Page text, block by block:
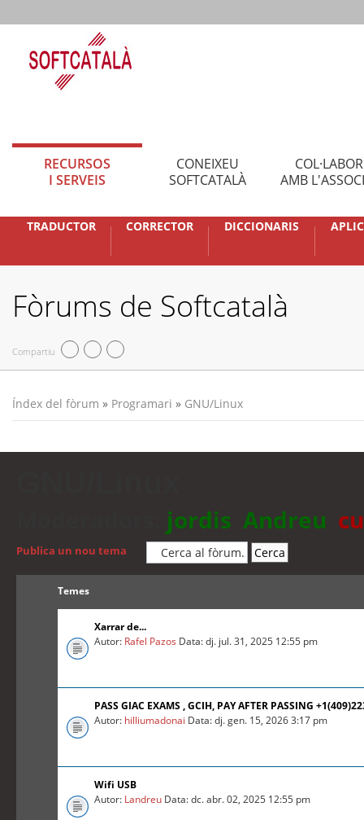
RECURSOS
I SERVEIS
CONEIXEU
SOFTCATALÀ
AMB
TRADUCTOR CORRECTOR DICCIONARIS
Fòrums de Softcatalà
Compartiu
Índex del fòrum » Programari » GNU/Linux
jordis Andreu
Publica un nou tema
Temes
Xarrar de...
Autor: Rafel Pazos Data: dj. jul. 31, 2025 12:55 pm
PASS GIAC EXAMS , GCIH, PAY AFTER PASSING
Autor: hilliumadonai Data: dj. gen. 15, 2026 3:17 pm
Wifi USB
Autor: Landreu Data: dc. abr. 02, 2025 12:55 pm